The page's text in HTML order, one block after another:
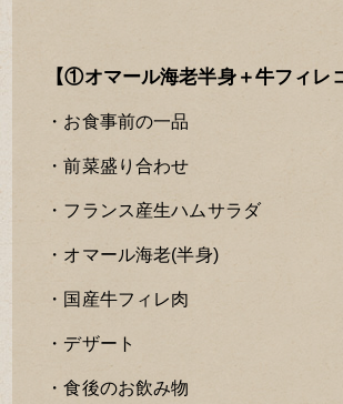
【①オマール海老半身＋牛フィレ
・お食事前の一品
・前菜盛り合わせ
・フランス産生ハムサラダ
・オマール海老(半身)
・国産牛フィレ肉
・デザート
・食後のお飲み物